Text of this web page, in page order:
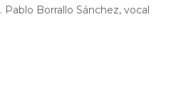
Borrallo Sánchez, vocal